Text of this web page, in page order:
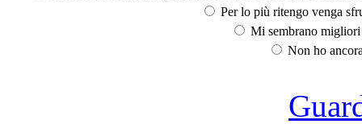
Per lo più ritengo venga
Mi sembrano
Non ho